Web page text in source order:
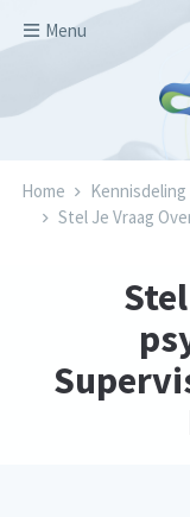
Menu
Kruimelpad
Home Kennisdeling
Stel Je Vraag